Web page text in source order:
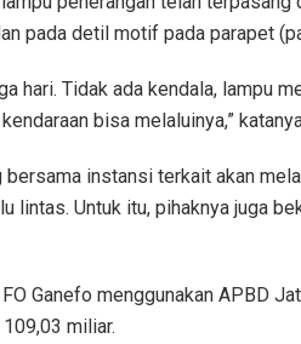
pada detil motif pada parapet
hari. Tidak ada kendala, lampu
bisa melaluinya,”
bersama instansi terkait akan
lintas. Untuk itu, pihaknya juga
Ganefo menggunakan APBD
miliar.